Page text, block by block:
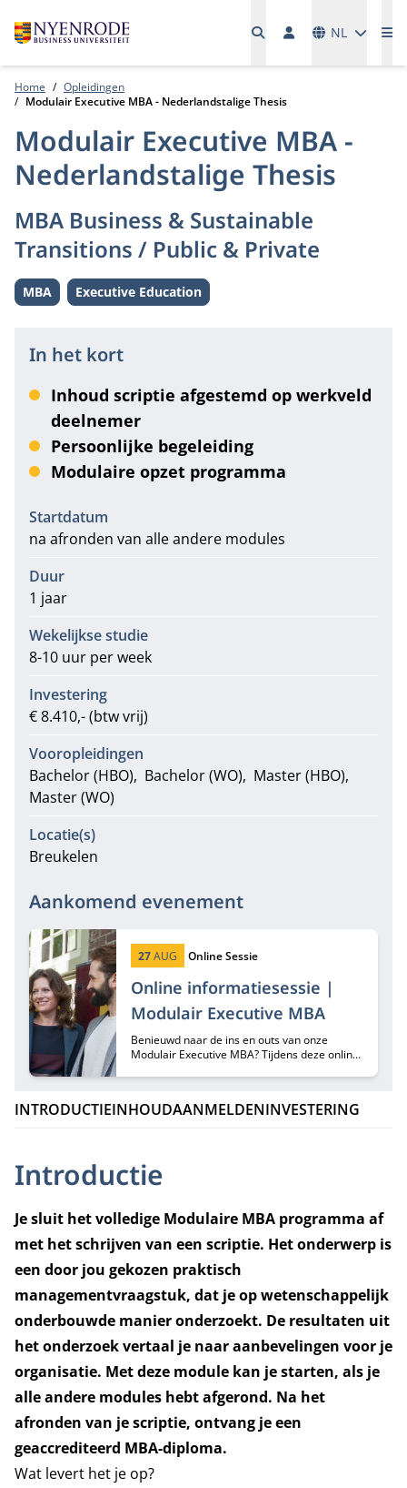
NL
Home
Opleidingen
Modulair Executive MBA - Nederlandstalige Thesis
Modulair Executive MBA -
Nederlandstalige Thesis
MBA Business & Sustainable
Transitions / Public & Private
Level:
MBA Level:
Executive Education
In het kort
Inhoud scriptie afgestemd op werkveld
deelnemer
Persoonlijke begeleiding
Modulaire opzet programma
Informatie
Startdatum
na afronden van alle andere modules
Duur
1 jaar
Wekelijkse studie
8-10 uur per week
Investering
€ 8.410,- (btw vrij)
Vooropleidingen
Bachelor (HBO)
Bachelor (WO)
Master (HBO)
Master (WO)
Locatie(s)
Breukelen
Aankomend evenement
Online informatiesessie |
Modulair Executive MBA
Startdatum:
27AUG Type:
Online Sessie
Benieuwd naar de ins en outs van onze
Modulair Executive MBA? Tijdens deze online
INTRODUCTIEINHOUDAANMELDENINVESTERING
Introductie
Je sluit het volledige Modulaire MBA programma af
met het schrijven van een scriptie. Het onderwerp is
een door jou gekozen praktisch
managementvraagstuk, dat je op wetenschappelijk
onderbouwde manier onderzoekt. De resultaten uit
het onderzoek vertaal je naar aanbevelingen voor je
organisatie. Met deze module kan je starten, als je
alle andere modules hebt afgerond. Na het
afronden van je scriptie, ontvang je een
geaccrediteerd MBA-diploma.
Wat levert het je op?